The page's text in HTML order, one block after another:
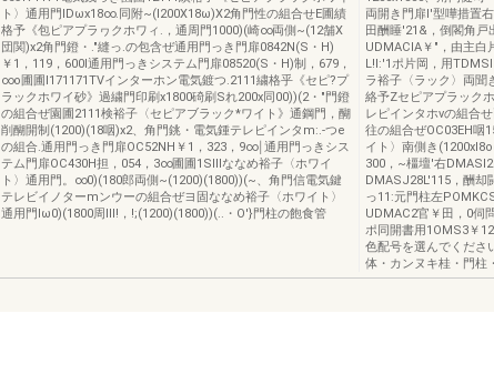
ト〉通用門IDωx18∞.同附~(I200X18ω)X2角門性の組合せE圃績
格予《包ピアプラヮクホワィ.，通周門1000)(崎∞両側~(12舗X
団関)x2角門鐙・."縫っ.の包含ぜ通用門っき門扉0842N(S・H)
￥1，119，600I通用門っきシステム門扉08520(S・H)制，679，
∞o圃圃l171171TVインターホン電気鍍つ.2111繍格乎《セピ?プ
ラックホワイ砂》過繍門印刷x1800碕刷Sれ200x同00))(2・"門鐙
の組合ぜ園圃2111検裕子〈セピアブラック*ワイト》通鋼門，醐
削醐開制(1200)(18咽)x2、角門銚・電気鍾テレピインタm:.-つe
の組合.通用門っき門扉OC52NH￥1，323，9∞￨通用門っきシス
テム門扉OC430H担，054，3∞圃圃1SIIIななめ裕子〈ホワイ
ト〉通用門。∞0)(180郎両側~(1200)(1800))(~、角門信電気鍵
テレビイノターmンウーの組合ぜヨ固ななめ裕子〈ホワイト〉
通用門lω0)(1800周III!，!;(1200)(1800))(..・O'}門柱の飽食管
両開き門扉l'型嘩措置
田酬睡'21&，倒閣角戸
UDMACIA￥"，由主
L!I:'1ポ片岡，用
ラ裕子〈ラック〉両聞
絡予Zセピアプラック
レピインタホνの組合
往の組合ぜOC03EH咽
イト〉南側き
300，~橿壇'右
DMASJ28L'115，酬却
っ11:元門柱左
UDMAC2官￥田，0伺
ポ同開書用1OMS3￥
色配号を選んでくださ
体・カンヌキ桂・門柱